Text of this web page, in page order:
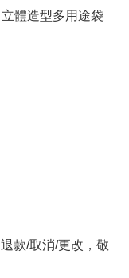
體造型多用途袋
款/取消/更改，敬